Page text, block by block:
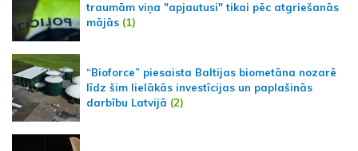
traumām viņa "apjautusi" tikai pēc atgriešanās
mājās (1)
“Bioforce” piesaista Baltijas biometāna nozarē
līdz šim lielākās investīcijas un paplašinās
darbību Latvijā (2)